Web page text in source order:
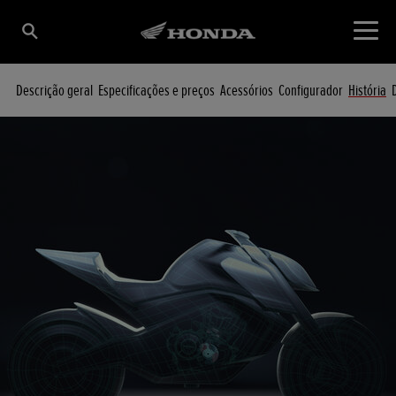
Descrição geral Especificações e preços Acessórios Configurador História